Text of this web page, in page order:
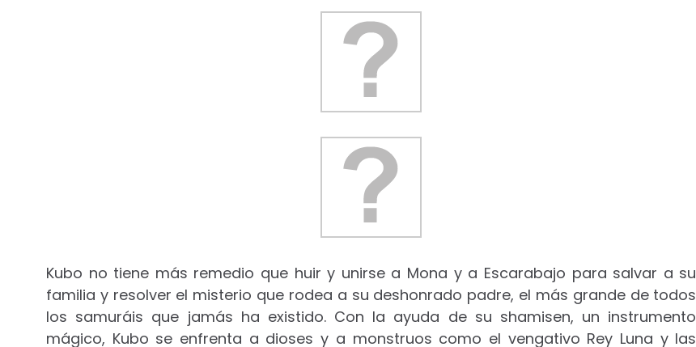
Kubo no tiene más remedio que huir y unirse a Mona y a Escarabajo para salvar a su
familia y resolver el misterio que rodea a su deshonrado padre, el más grande de todos
los samuráis que jamás ha existido. Con la ayuda de su shamisen, un instrumento
mágico, Kubo se enfrenta a dioses y a monstruos como el vengativo Rey Luna y las